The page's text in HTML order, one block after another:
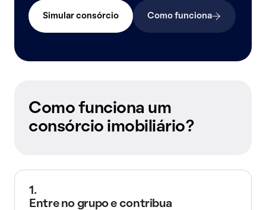
Simular consórcio Como funciona
Como funciona um
consórcio imobiliário?
1.
Entre no grupo e contribua